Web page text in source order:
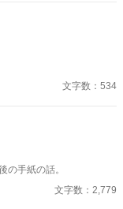
ず、ママも戸惑いながら
も僕もそうした行為が少
解しているが、ママとの
らも続く「ママと中学生
文字数：534
の手紙の話。
文字数：2,779